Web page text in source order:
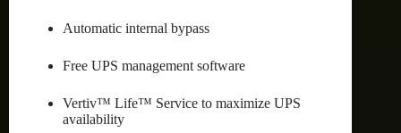
Automatic internal bypass
Free UPS management software
Vertiv™ Life™ Service to maximize UPS
availability